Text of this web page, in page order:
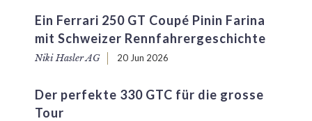
Ein Ferrari 250 GT Coupé Pinin Farina
mit Schweizer Rennfahrergeschichte
Niki Hasler AG 20 Jun 2026
Der perfekte 330 GTC für die grosse
Tour